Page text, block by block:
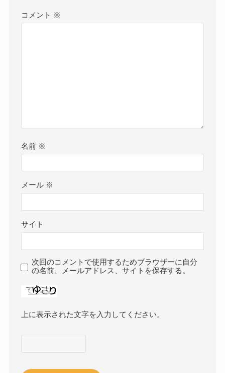
コメント ※
名前 ※
メール ※
サイト
次回のコメントで使用するためブラウザーに自分
の名前、メールアドレス、サイトを保存する。
上に表示された文字を入力してください。